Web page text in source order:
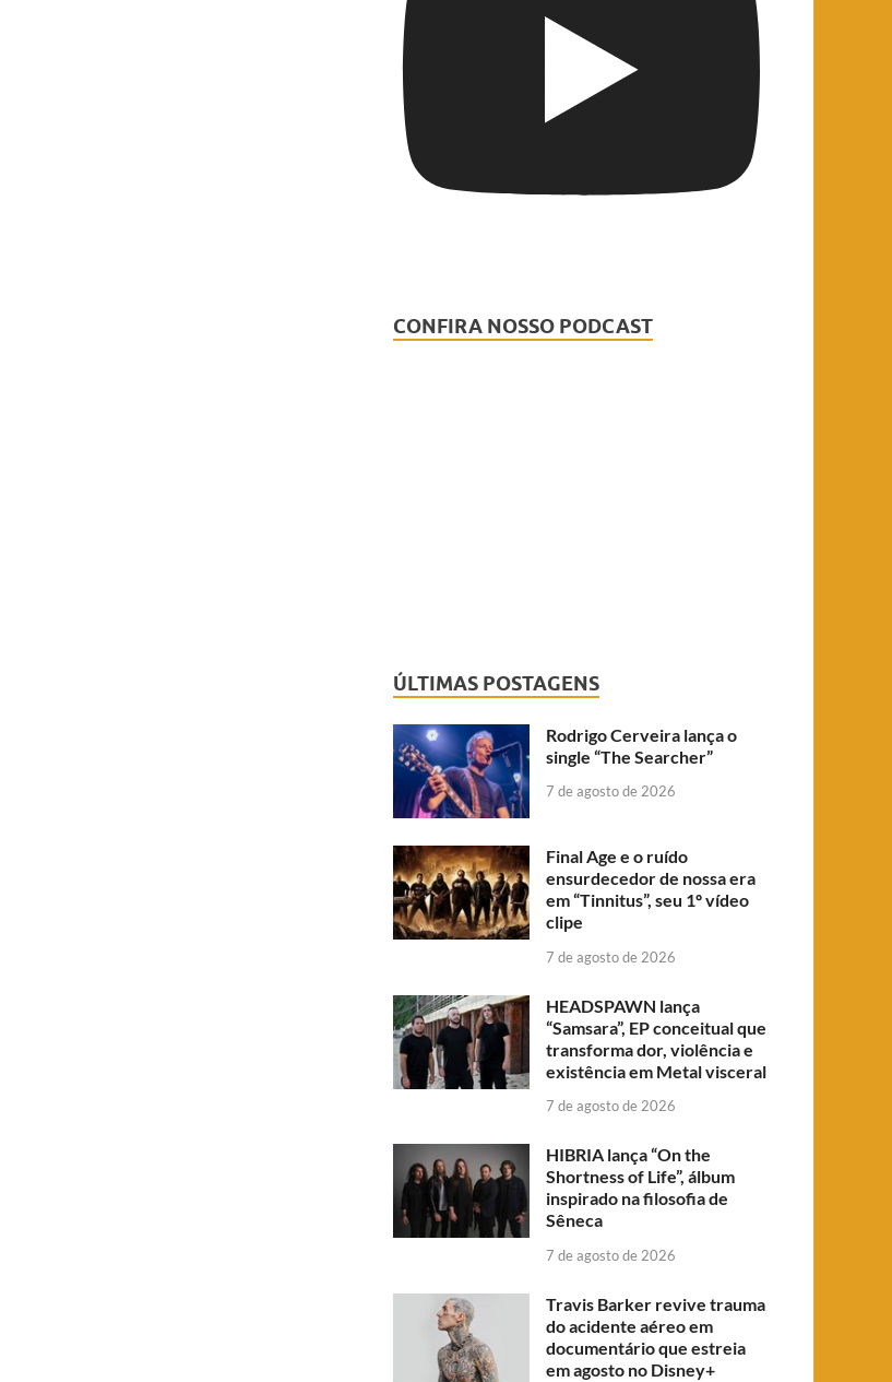
CONFIRA NOSSO PODCAST
ÚLTIMAS POSTAGENS
Rodrigo Cerveira lança o
single “The Searcher”
7 de agosto de 2026
Final Age e o ruído
ensurdecedor de nossa era
em “Tinnitus”, seu 1º vídeo
clipe
7 de agosto de 2026
HEADSPAWN lança
“Samsara”, EP conceitual que
transforma dor, violência e
existência em Metal visceral
7 de agosto de 2026
HIBRIA lança “On the
Shortness of Life”, álbum
inspirado na filosofia de
Sêneca
7 de agosto de 2026
Travis Barker revive trauma
do acidente aéreo em
documentário que estreia
em agosto no Disney+